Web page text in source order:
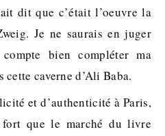
dit que c’était l’oeuvre la
Je ne saurais en juger
bien compléter ma
caverne d’Ali Baba.
et d’authenticité à Paris,
que le marché du livre